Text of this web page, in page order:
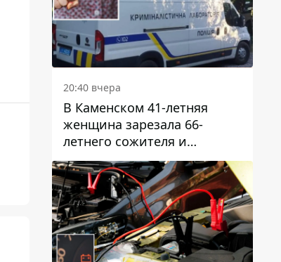
20:40 вчера
В Каменском 41-летняя
женщина зарезала 66-
летнего сожителя и
пыталась обмануть
полицейских